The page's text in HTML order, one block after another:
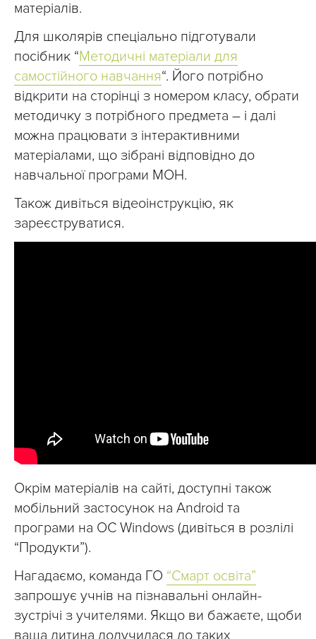
матеріалів.
Для школярів спеціально підготували
посібник “Методичні матеріали для
самостійного навчання“. Його потрібно
відкрити на сторінці з номером класу, обрати
методичку з потрібного предмета – і далі
можна працювати з інтерактивними
матеріалами, що зібрані відповідно до
навчальної програми МОН.
Також дивіться відеоінструкцію, як
зареєструватися.
Окрім матеріалів на сайті, доступні також
мобільний застосунок на Android та
програми на ОС Windows (дивіться в розлілі
“Продукти”).
Нагадаємо, команда ГО “Смарт освіта”
запрошує учнів на пізнавальні онлайн-
зустрічі з учителями. Якщо ви бажаєте, щоби
ваша дитина долучилася до таких